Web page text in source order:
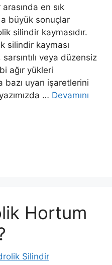
en sık
büyük sonuçlar
silindir kaymasıdır.
silindir kayması
veya düzensiz
ağır yükleri
bazı uyarı işaretlerini
… Devamını
Hortum
Silindir